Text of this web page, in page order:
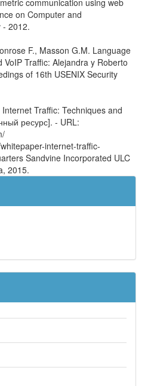
communication using web
on Computer and
- 2012.
F., Masson G.M. Language
Traffic: Alejandra y Roberto
of 16th USENIX Security
Traffic: Techniques and
ресурс]. - URL:
internet-traffic-
Sandvine Incorporated ULC
2015.